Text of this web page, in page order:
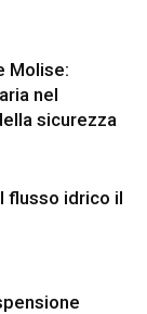
Molise:
nel
sicurezza
flusso idrico il